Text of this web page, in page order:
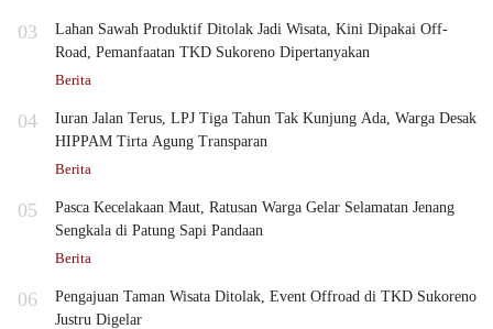
03
Lahan Sawah Produktif Ditolak Jadi Wisata, Kini Dipakai Off-
Road, Pemanfaatan TKD Sukoreno Dipertanyakan
Berita
04
Iuran Jalan Terus, LPJ Tiga Tahun Tak Kunjung Ada, Warga Desak
HIPPAM Tirta Agung Transparan
Berita
05
Pasca Kecelakaan Maut, Ratusan Warga Gelar Selamatan Jenang
Sengkala di Patung Sapi Pandaan
Berita
06
Pengajuan Taman Wisata Ditolak, Event Offroad di TKD Sukoreno
Justru Digelar